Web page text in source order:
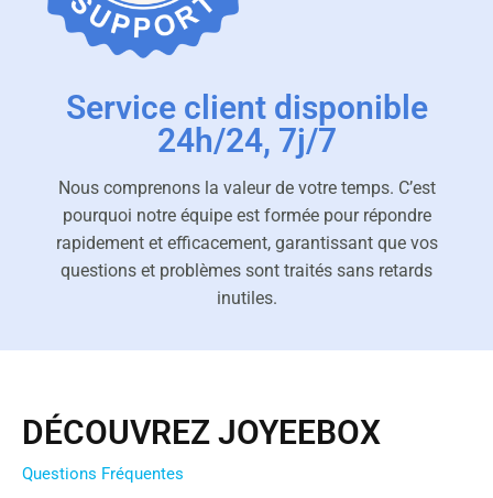
Service client disponible
24h/24, 7j/7
Nous comprenons la valeur de votre temps. C’est
pourquoi notre équipe est formée pour répondre
rapidement et efficacement, garantissant que vos
questions et problèmes sont traités sans retards
inutiles.
DÉCOUVREZ JOYEEBOX
Questions Fréquentes